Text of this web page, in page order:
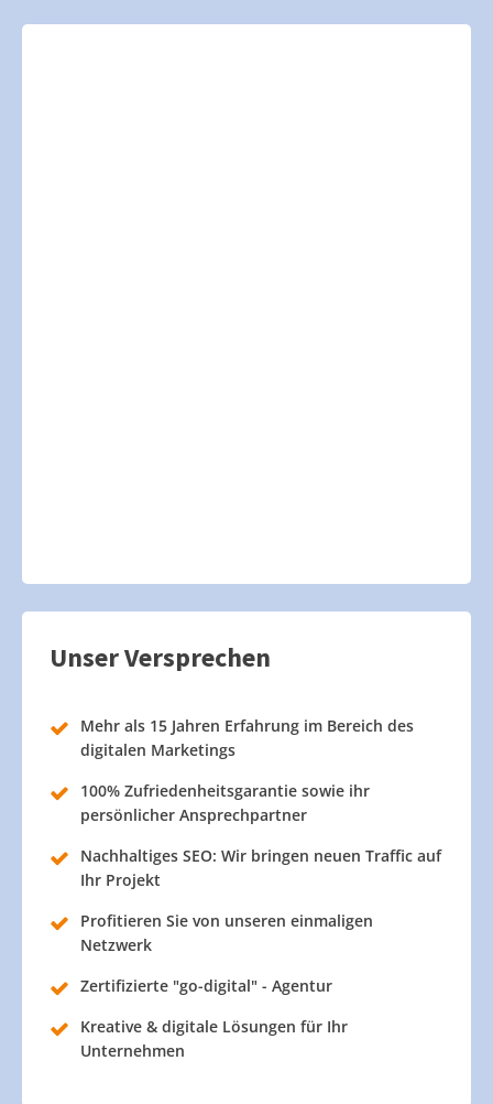
Unser Versprechen
Mehr als 15 Jahren Erfahrung im Bereich des
digitalen Marketings
100% Zufriedenheitsgarantie sowie ihr
persönlicher Ansprechpartner
Nachhaltiges SEO: Wir bringen neuen Traffic auf
Ihr Projekt
Profitieren Sie von unseren einmaligen
Netzwerk
Zertifizierte "go-digital" - Agentur
Kreative & digitale Lösungen für Ihr
Unternehmen